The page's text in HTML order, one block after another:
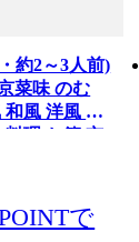
約2～3人前)
菜味 のむ
和風 洋風 正
料理 お節 京
正月 お祝い
凍 お取り
寄せ 通販 送料無料 ふるさと納税 ］
で